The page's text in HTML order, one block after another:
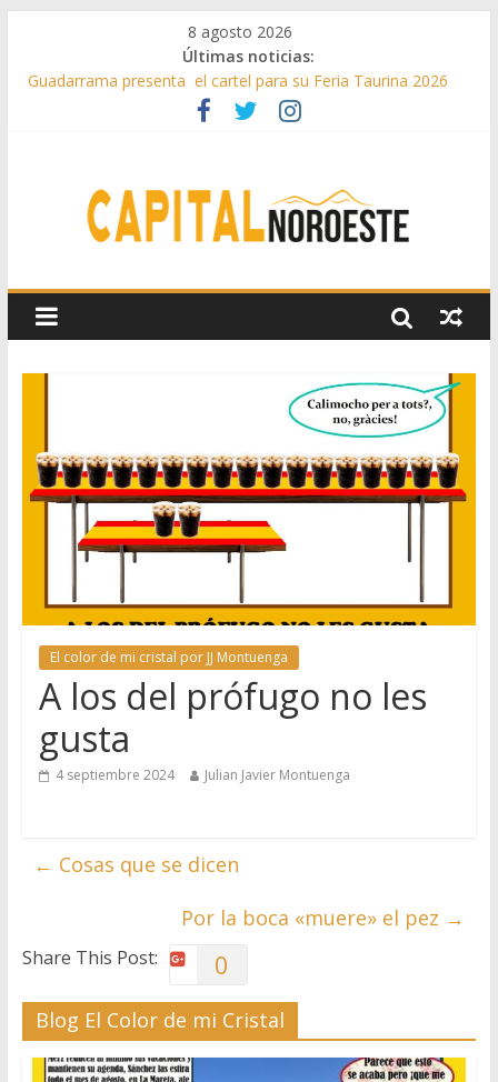
8 agosto 2026
Últimas noticias:
Guadarrama presenta el cartel para su Feria Taurina 2026
Hey Kid e Inazio en ‘La Gran Noche del Indie’ de las fiestas
Boadilla destinó más de 11 millones de euros a ayudas y
beneficios fiscales en 2025
El color de mi cristal por JJ Montuenga
A los del prófugo no les
gusta
4 septiembre 2024 Julian Javier Montuenga
← Cosas que se dicen
Por la boca «muere» el pez →
Share This Post: 0
Blog El Color de mi Cristal